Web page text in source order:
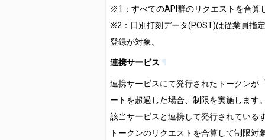
※1：すべてのAPI群のリクエストを合算
※2：日別打刻データ(POST)は従業員指
登録が対象。
連携サービス ¶
連携サービスにて発行されたトークンが
ートを超過した場合、制限を実施します
該当サービスと連携して発行されている
トークンのリクエストを合算して制限対